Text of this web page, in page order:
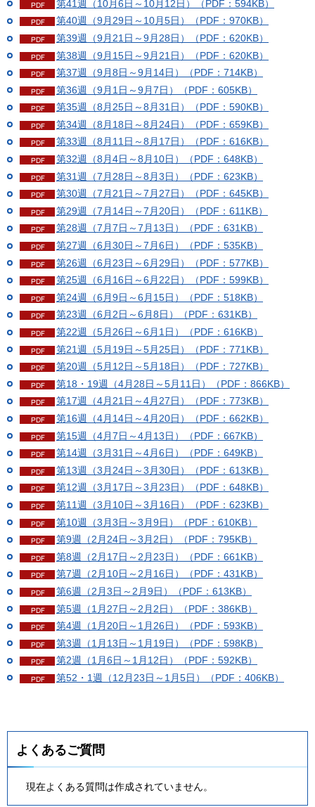
第41週（10月6日～10月12日）（PDF：594KB）
第40週（9月29日～10月5日）（PDF：970KB）
第39週（9月21日～9月28日）（PDF：620KB）
第38週（9月15日～9月21日）（PDF：620KB）
第37週（9月8日～9月14日）（PDF：714KB）
第36週（9月1日～9月7日）（PDF：605KB）
第35週（8月25日～8月31日）（PDF：590KB）
第34週（8月18日～8月24日）（PDF：659KB）
第33週（8月11日～8月17日）（PDF：616KB）
第32週（8月4日～8月10日）（PDF：648KB）
第31週（7月28日～8月3日）（PDF：623KB）
第30週（7月21日～7月27日）（PDF：645KB）
第29週（7月14日～7月20日）（PDF：611KB）
第28週（7月7日～7月13日）（PDF：631KB）
第27週（6月30日～7月6日）（PDF：535KB）
第26週（6月23日～6月29日）（PDF：577KB）
第25週（6月16日～6月22日）（PDF：599KB）
第24週（6月9日～6月15日）（PDF：518KB）
第23週（6月2日～6月8日）（PDF：631KB）
第22週（5月26日～6月1日）（PDF：616KB）
第21週（5月19日～5月25日）（PDF：771KB）
第20週（5月12日～5月18日）（PDF：727KB）
第18・19週（4月28日～5月11日）（PDF：866KB）
第17週（4月21日～4月27日）（PDF：773KB）
第16週（4月14日～4月20日）（PDF：662KB）
第15週（4月7日～4月13日）（PDF：667KB）
第14週（3月31日～4月6日）（PDF：649KB）
第13週（3月24日～3月30日）（PDF：613KB）
第12週（3月17日～3月23日）（PDF：648KB）
第11週（3月10日～3月16日）（PDF：623KB）
第10週（3月3日～3月9日）（PDF：610KB）
第9週（2月24日～3月2日）（PDF：795KB）
第8週（2月17日～2月23日）（PDF：661KB）
第7週（2月10日～2月16日）（PDF：431KB）
第6週（2月3日～2月9日）（PDF：613KB）
第5週（1月27日～2月2日）（PDF：386KB）
第4週（1月20日～1月26日）（PDF：593KB）
第3週（1月13日～1月19日）（PDF：598KB）
第2週（1月6日～1月12日）（PDF：592KB）
第52・1週（12月23日～1月5日）（PDF：406KB）
よくあるご質問
現在よくある質問は作成されていません。